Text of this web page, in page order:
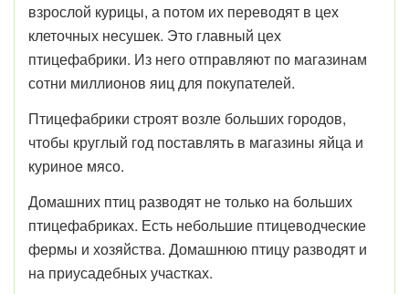
взрослой курицы, а потом их переводят в цех
клеточных несушек. Это главный цех
птицефабрики. Из него отправляют по магазинам
сотни миллионов яиц для покупателей.
Птицефабрики строят возле больших городов,
чтобы круглый год поставлять в магазины яйца и
куриное мясо.
Домашних птиц разводят не только на больших
птицефабриках. Есть небольшие птицеводческие
фермы и хозяйства. Домашнюю птицу разводят и
на приусадебных участках.